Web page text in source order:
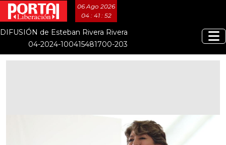
06 Ago 2026
04 : 41 : 53
DIFUSIÓN de Esteban Rivera Rivera
04-2024-100415481700-203